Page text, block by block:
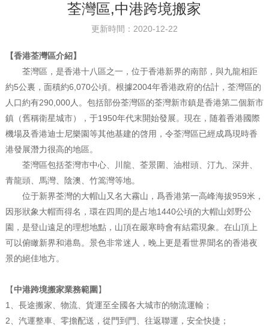
荃灣區,中港跨境搬家
更新時間：2020-12-22
【香港荃灣區介紹】
荃灣區，是香港十八區之一，位于香港新界的南部，與九龍相距
約5公裏，面積約6,070公頃。根據2004年香港政府的估計，荃灣區的
人口約有290,000人。包括部份荃灣區的荃灣新市鎮是香港第二個新市
鎮（舊稱衛星城市），于1950年代末開始發展。現在，随着香港國際
機場及香港迪士尼樂園等其他基建的啓用，令荃灣區已經成爲現時香
港發展潛力很高的地區。
荃灣區包括荃灣市中心、川龍、荃景圍、油柑頭、汀九、深井、
青龍頭、馬灣、陰澳、竹篙灣等地。
位于新界荃灣的大帽山又名大霧山，爲香港第一高峰海拔959米，
因形狀象大帽而得名，環在四周的是占地1440公頃的大帽山郊野公
園，是登山遠足的理想地點，山頂在嚴寒時會有結霜現象。在山頂上
可以俯瞰新界和港島。景色非常迷人，晚上更是看世界聞名的香港夜
景的絕佳地方。
【中港跨境搬家業務範圍 】
1、長途搬家、物流、貨運至全國各大城市的物流運輸；
2、汽運整車、零擔配送，從門到門、往返聯運，安全快捷；